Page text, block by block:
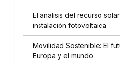
El análisis del recurso
instalación fotovoltaica
Movilidad Sostenible: El
Europa y el mundo